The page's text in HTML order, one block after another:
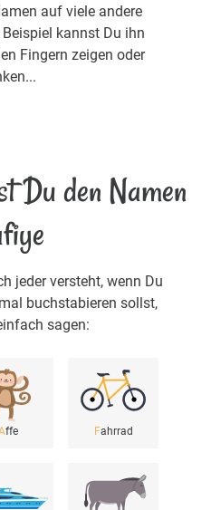
auf viele andere
kannst Du ihn
Fingern zeigen oder
Du den Namen
jeder versteht, wenn Du
buchstabieren sollst,
sagen:
ffe Fahrrad